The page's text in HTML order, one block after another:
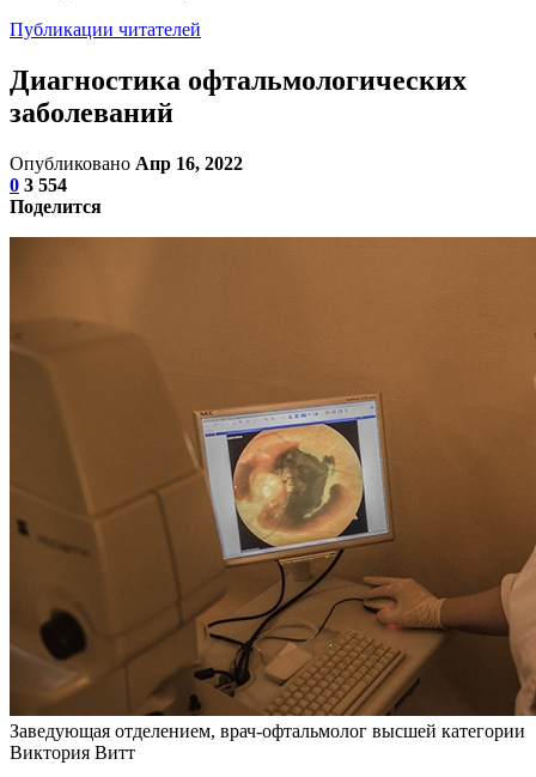
Публикации читателей
Диагностика офтальмологических
заболеваний
Опубликовано Апр 16, 2022
0 3 554
Поделится
Заведующая отделением, врач-офтальмолог высшей категории
Виктория Витт